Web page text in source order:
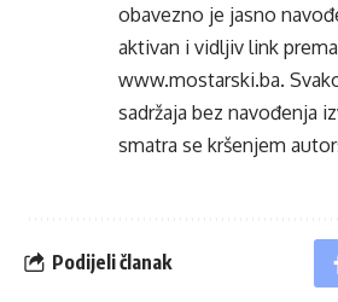
obavezno je jasno
aktivan i vidljiv link
www.mostarski.ba.
sadržaja bez navođenja
smatra se kršenjem
Podijeli članak